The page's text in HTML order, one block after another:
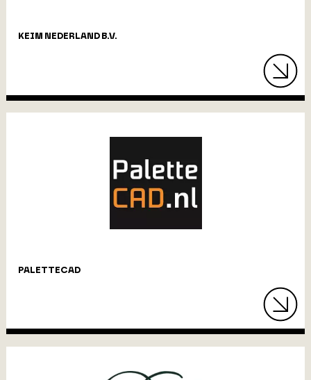
KEIM NEDERLAND B.V.
PALETTECAD